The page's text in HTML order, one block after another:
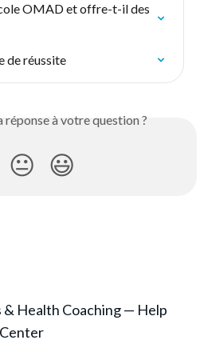
OMAD et offre-t-il des
de réussite
à votre question ?
😐 😃
& Health Coaching — Help
Center